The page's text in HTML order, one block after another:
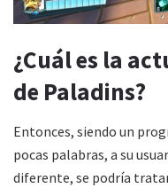
¿Cuál es la
de Paladins?
Entonces, siendo un
pocas palabras, a su
diferente, se podría